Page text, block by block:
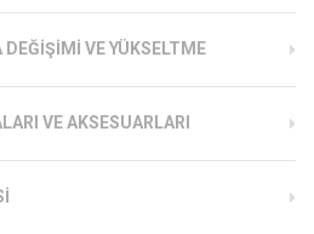
VE YÜKSELTME
VE AKSESUARLARI